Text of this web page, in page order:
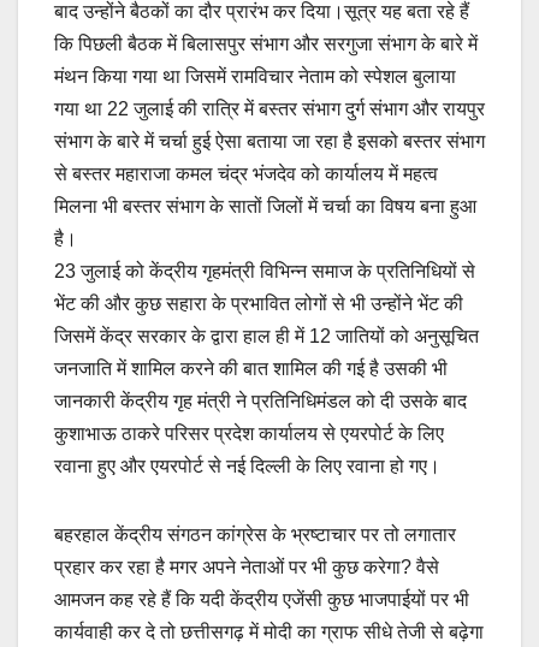
बाद उन्होंने बैठकों का दौर प्रारंभ कर दिया।सूत्र यह बता रहे हैं
कि पिछली बैठक में बिलासपुर संभाग और सरगुजा संभाग के बारे में
मंथन किया गया था जिसमें रामविचार नेताम को स्पेशल बुलाया
गया था 22 जुलाई की रात्रि में बस्तर संभाग दुर्ग संभाग और रायपुर
संभाग के बारे में चर्चा हुई ऐसा बताया जा रहा है इसको बस्तर संभाग
से बस्तर महाराजा कमल चंद्र भंजदेव को कार्यालय में महत्व
मिलना भी बस्तर संभाग के सातों जिलों में चर्चा का विषय बना हुआ
है।
23 जुलाई को केंद्रीय गृहमंत्री विभिन्न समाज के प्रतिनिधियों से
भेंट की और कुछ सहारा के प्रभावित लोगों से भी उन्होंने भेंट की
जिसमें केंद्र सरकार के द्वारा हाल ही में 12 जातियों को अनुसूचित
जनजाति में शामिल करने की बात शामिल की गई है उसकी भी
जानकारी केंद्रीय गृह मंत्री ने प्रतिनिधिमंडल को दी उसके बाद
कुशाभाऊ ठाकरे परिसर प्रदेश कार्यालय से एयरपोर्ट के लिए
रवाना हुए और एयरपोर्ट से नई दिल्ली के लिए रवाना हो गए।
बहरहाल केंद्रीय संगठन कांग्रेस के भ्रष्टाचार पर तो लगातार
प्रहार कर रहा है मगर अपने नेताओं पर भी कुछ करेगा? वैसे
आमजन कह रहे हैं कि यदी केंद्रीय एजेंसी कुछ भाजपाईयों पर भी
कार्यवाही कर दे तो छत्तीसगढ़ में मोदी का ग्राफ सीधे तेजी से बढ़ेगा